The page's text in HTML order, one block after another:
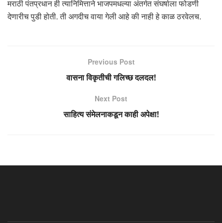
मराठी पंतप्रधान ही त्यानिमित्ताने भाजपमधल्या अंतर्गत संघर्षाला फोडणी
देणारीच पुडी होती. ती अगदीच वाया गेली आहे की नाही हे काळ ठरवेलच.
Previous Post
वासना विकृतीची गलिच्छ दलदल!
Next Post
साहित्य संमेलनाकडून काही अपेक्षा!